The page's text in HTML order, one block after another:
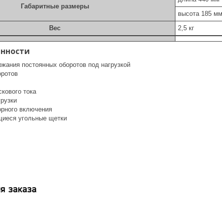
Габаритные размеры
высота 185 мм
Вес
2,5 кг
постоянных оборотов под нагрузкой
тока
включения
угольные щетки
заказа